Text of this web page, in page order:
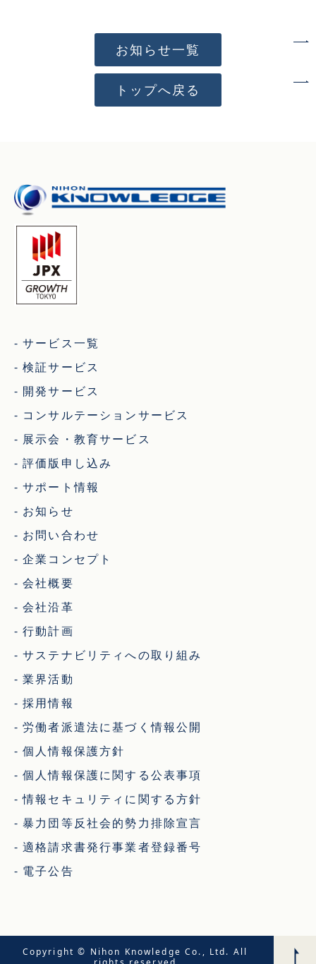
お知らせ一覧
トップへ戻る
サービス一覧
検証サービス
開発サービス
コンサルテーションサービス
展示会・教育サービス
評価版申し込み
サポート情報
お知らせ
お問い合わせ
企業コンセプト
会社概要
会社沿革
行動計画
サステナビリティへの取り組み
業界活動
採用情報
労働者派遣法に基づく情報公開
個人情報保護方針
個人情報保護に関する公表事項
情報セキュリティに関する方針
暴力団等反社会的勢力排除宣言
適格請求書発行事業者登録番号
電子公告
Copyright © Nihon Knowledge Co., Ltd. All